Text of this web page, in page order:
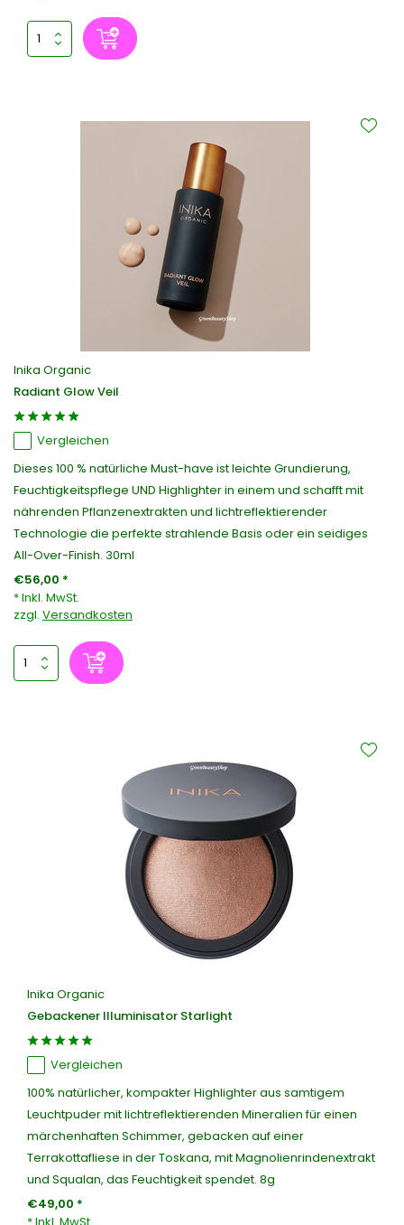
Inika Organic
Radiant Glow Veil
Vergleichen
Dieses 100 % natürliche Must-have ist leichte Grundierung,
Feuchtigkeitspflege UND Highlighter in einem und schafft mit
nährenden Pflanzenextrakten und lichtreflektierender
Technologie die perfekte strahlende Basis oder ein seidiges
All-Over-Finish. 30ml
€56,00 *
* Inkl. MwSt.
zzgl. Versandkosten
Inika Organic
Gebackener Illuminisator Starlight
Vergleichen
100% natürlicher, kompakter Highlighter aus samtigem
Leuchtpuder mit lichtreflektierenden Mineralien für einen
märchenhaften Schimmer, gebacken auf einer
Terrakottafliese in der Toskana, mit Magnolienrindenextrakt
und Squalan, das Feuchtigkeit spendet. 8g
€49,00 *